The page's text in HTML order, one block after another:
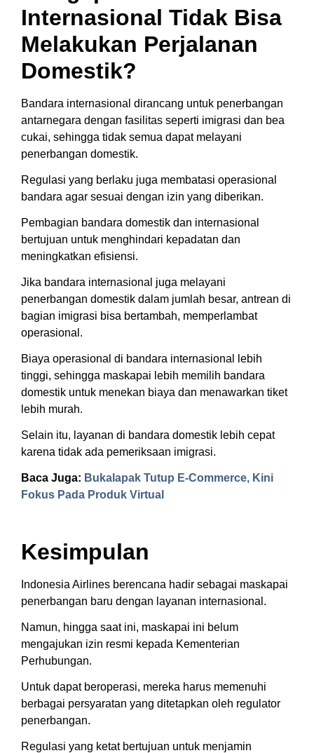
Internasional Tidak Bisa
Melakukan Perjalanan
Domestik?
Bandara internasional dirancang untuk penerbangan
antarnegara dengan fasilitas seperti imigrasi dan bea
cukai, sehingga tidak semua dapat melayani
penerbangan domestik.
Regulasi yang berlaku juga membatasi operasional
bandara agar sesuai dengan izin yang diberikan.
Pembagian bandara domestik dan internasional
bertujuan untuk menghindari kepadatan dan
meningkatkan efisiensi.
Jika bandara internasional juga melayani
penerbangan domestik dalam jumlah besar, antrean di
bagian imigrasi bisa bertambah, memperlambat
operasional.
Biaya operasional di bandara internasional lebih
tinggi, sehingga maskapai lebih memilih bandara
domestik untuk menekan biaya dan menawarkan tiket
lebih murah.
Selain itu, layanan di bandara domestik lebih cepat
karena tidak ada pemeriksaan imigrasi.
Baca Juga: Bukalapak Tutup E-Commerce, Kini
Fokus Pada Produk Virtual
Kesimpulan
Indonesia Airlines berencana hadir sebagai maskapai
penerbangan baru dengan layanan internasional.
Namun, hingga saat ini, maskapai ini belum
mengajukan izin resmi kepada Kementerian
Perhubungan.
Untuk dapat beroperasi, mereka harus memenuhi
berbagai persyaratan yang ditetapkan oleh regulator
penerbangan.
Regulasi yang ketat bertujuan untuk menjamin